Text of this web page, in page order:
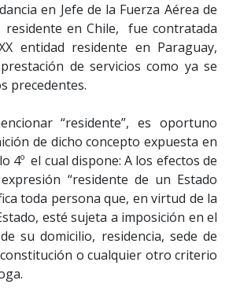
en Jefe de la Fuerza Aérea de
en Chile, fue contratada
entidad residente en Paraguay,
de servicios como ya se
precedentes.
“residente”, es oportuno
de dicho concepto expuesta en
4º el cual dispone: A los efectos de
“residente de un Estado
toda persona que, en virtud de la
esté sujeta a imposición en el
su domicilio, residencia, sede de
o cualquier otro criterio